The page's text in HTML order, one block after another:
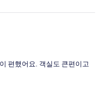
편했어요. 객실도 큰편이고